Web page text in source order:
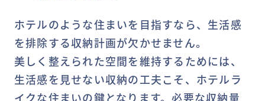
ホテルのような住まいを目指すなら、生活感
を排除する収納計画が欠かせません。
美しく整えられた空間を維持するためには、
生活感を見せない収納の工夫こそ、ホテルラ
イクな住まいの鍵となります。必要な収納量